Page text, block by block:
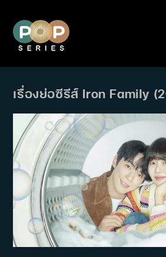
content
เรื่องย่อซีรีส์ Iron Family